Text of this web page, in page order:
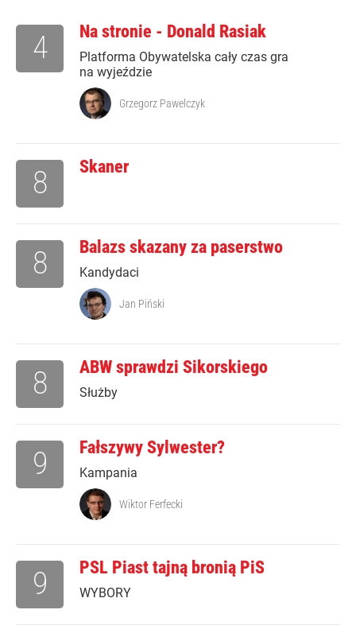
Na stronie - Donald Rasiak
Platforma Obywatelska cały czas gra
na wyjeździe
4
Grzegorz Pawelczyk
Skaner
8
Balazs skazany za paserstwo
Kandydaci
8
Jan Piński
ABW sprawdzi Sikorskiego
Służby
8
Fałszywy Sylwester?
Kampania
9
Wiktor Ferfecki
PSL Piast tajną bronią PiS
WYBORY
9